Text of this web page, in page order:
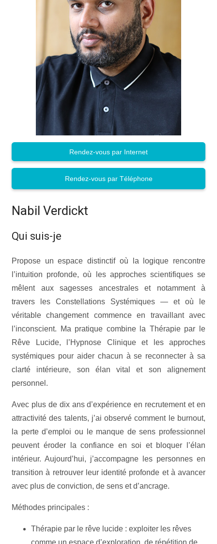
Nabil Verdickt
Qui suis-je
Propose un espace distinctif où la logique rencontre
l’intuition profonde, où les approches scientifiques se
mêlent aux sagesses ancestrales et notamment à
travers les Constellations Systémiques — et où le
véritable changement commence en travaillant avec
l’inconscient. Ma pratique combine la Thérapie par le
Rêve Lucide, l’Hypnose Clinique et les approches
systémiques pour aider chacun à se reconnecter à sa
clarté intérieure, son élan vital et son alignement
personnel.
Avec plus de dix ans d’expérience en recrutement et en
attractivité des talents, j’ai observé comment le burnout,
la perte d’emploi ou le manque de sens professionnel
peuvent éroder la confiance en soi et bloquer l’élan
intérieur. Aujourd’hui, j’accompagne les personnes en
transition à retrouver leur identité profonde et à avancer
avec plus de conviction, de sens et d’ancrage.
Méthodes principales :
Thérapie par le rêve lucide : exploiter les rêves
Rendez-vous par Internet
Rendez-vous par Téléphone